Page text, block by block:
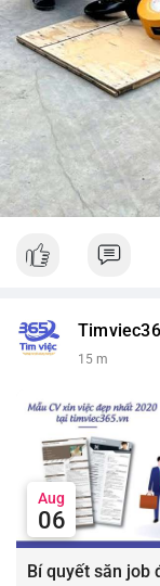
15 m
Aug
06